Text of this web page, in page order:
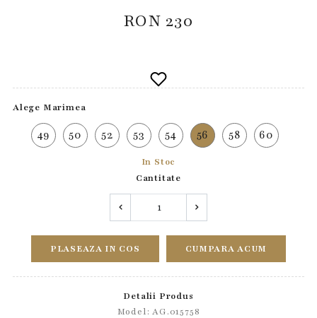
RON 230
Alege Marimea
49 50 52 53 54 56 58 60
In Stoc
Cantitate
PLASEAZA IN COS CUMPARA ACUM
Detalii Produs
Model: AG.015758